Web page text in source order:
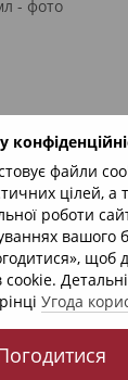
файли
цілей, а
роботи
вашого
щоб
cookie.
Угода